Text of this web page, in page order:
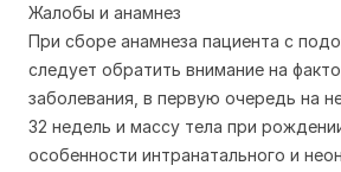
Жалобы и анамнез
При сборе анамнеза пациента с
следует обратить внимание на
заболевания, в первую очередь на
32 недель и массу тела при
особенности интранатального и